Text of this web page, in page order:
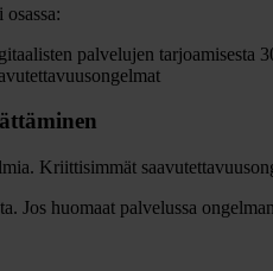
palvelujen tarjoamisesta
Kriittisimmät
Jos huomaat palvelussa